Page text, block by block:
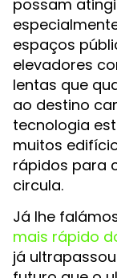
possam
espaços
elevadores
lentas que
ao destino
tecnologia
muitos
rápidos para
circula.
Já lhe
mais rápido
já